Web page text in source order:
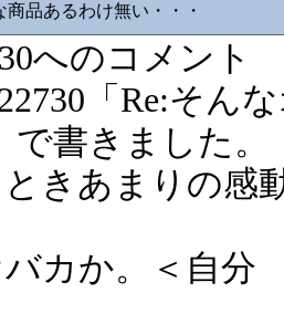
商品あるわけ無い・・・
へのコメント
「Re:そん
書きました。
きあまりの感
カか。＜自分